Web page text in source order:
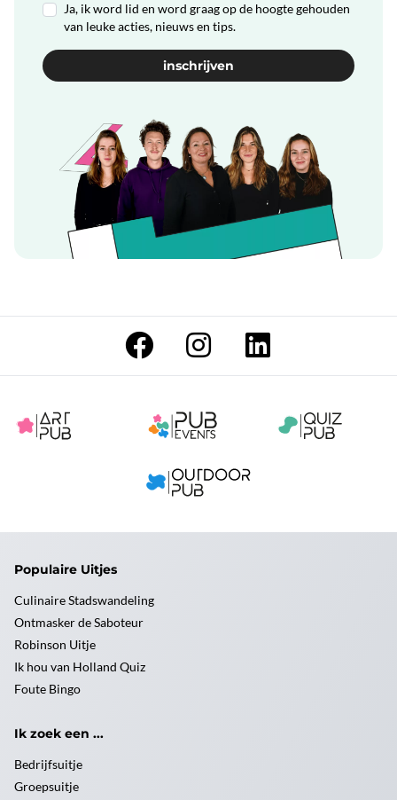
Ja, ik word lid en word graag op de hoogte gehouden
van leuke acties, nieuws en tips.
Populaire Uitjes
Culinaire Stadswandeling
Ontmasker de Saboteur
Robinson Uitje
Ik hou van Holland Quiz
Foute Bingo
Ik zoek een ...
Bedrijfsuitje
Groepsuitje